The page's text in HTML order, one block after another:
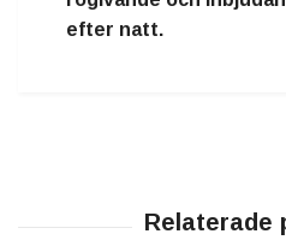
efter natt.